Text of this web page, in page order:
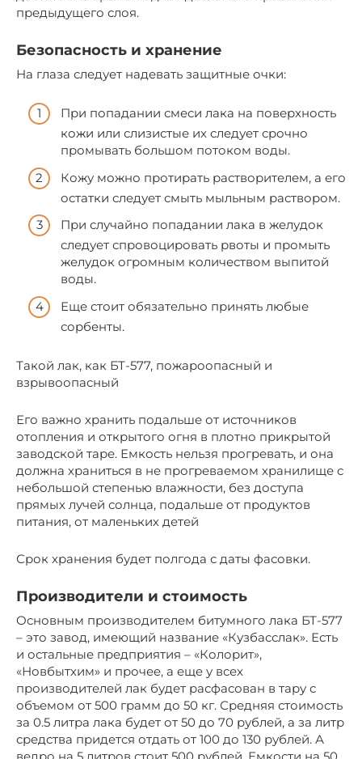
предыдущего слоя.
Безопасность и хранение
На глаза следует надевать защитные очки:
При попадании смеси лака на поверхность
кожи или слизистые их следует срочно
промывать большом потоком воды.
Кожу можно протирать растворителем, а его
остатки следует смыть мыльным раствором.
При случайно попадании лака в желудок
следует спровоцировать рвоты и промыть
желудок огромным количеством выпитой
воды.
Еще стоит обязательно принять любые
сорбенты.
Такой лак, как БТ-577, пожароопасный и
взрывоопасный
Его важно хранить подальше от источников
отопления и открытого огня в плотно прикрытой
заводской таре. Емкость нельзя прогревать, и она
должна храниться в не прогреваемом хранилище с
небольшой степенью влажности, без доступа
прямых лучей солнца, подальше от продуктов
питания, от маленьких детей
Срок хранения будет полгода с даты фасовки.
Производители и стоимость
Основным производителем битумного лака БТ-577
– это завод, имеющий название «Кузбасслак». Есть
и остальные предприятия – «Колорит»,
«Новбытхим» и прочее, а еще у всех
производителей лак будет расфасован в тару с
объемом от 500 грамм до 50 кг. Средняя стоимость
за 0.5 литра лака будет от 50 до 70 рублей, а за литр
средства придется отдать от 100 до 130 рублей. А
ведро на 5 литров стоит 500 рублей. Емкости на 50